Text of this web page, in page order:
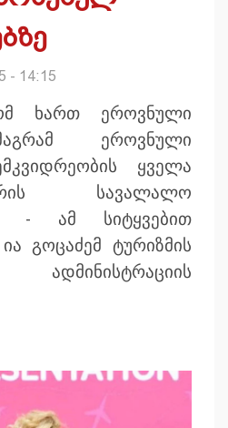
- 14:15
ხართ ეროვნული
ეროვნული
ყველა
სავალალო
- ამ სიტყვებით
გოცაძემ ტურიზმის